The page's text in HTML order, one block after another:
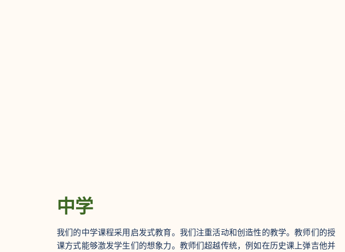
中学
我们的中学课程采用启发式教育。我们注重活动和创造性的教学。教师们的授
课方式能够激发学生们的想象力。教师们超越传统，例如在历史课上弹吉他并